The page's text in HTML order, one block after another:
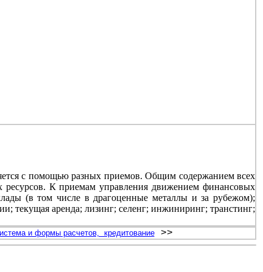
с помощью разных приемов. Общим содержанием всех
ресурсов. К приемам управления движением финансовых
(в том числе в драгоценные металлы и за рубежом);
текущая аренда; лизинг; селенг; инжиниринг; транстинг;
и формы расчетов, кредитование>>